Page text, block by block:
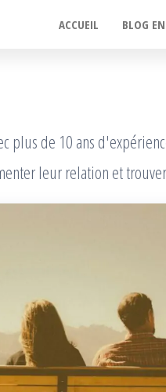
ACCUEIL BLOG
plus de 10 ans
leur relation et